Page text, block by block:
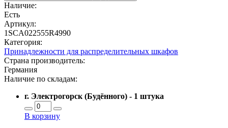
Наличие:
Есть
Артикул:
1SCA022555R4990
Категория:
Принадлежности для распределительных шкафов
Страна производитель:
Германия
Наличие по складам:
г. Электрогорск (Будённого) - 1 штука
В корзину